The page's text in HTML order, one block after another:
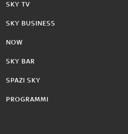
SKY TV
SKY BUSINESS
NOW
SKY BAR
SPAZI SKY
PROGRAMMI